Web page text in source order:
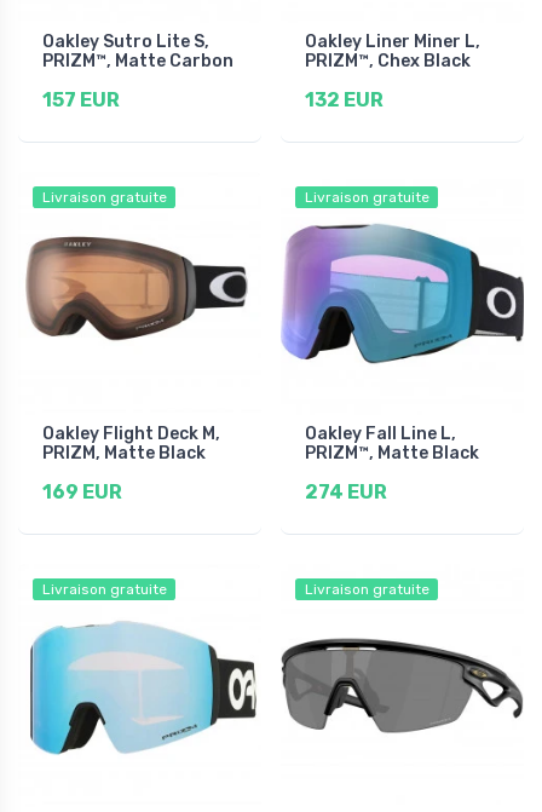
Oakley Sutro Lite S,
PRIZM™, Matte Carbon
157 EUR
Oakley Liner Miner L,
PRIZM™, Chex Black
132 EUR
Livraison gratuite
Oakley Flight Deck M,
PRIZM, Matte Black
169 EUR
Livraison gratuite
Oakley Fall Line L,
PRIZM™, Matte Black
274 EUR
Livraison gratuite Livraison gratuite